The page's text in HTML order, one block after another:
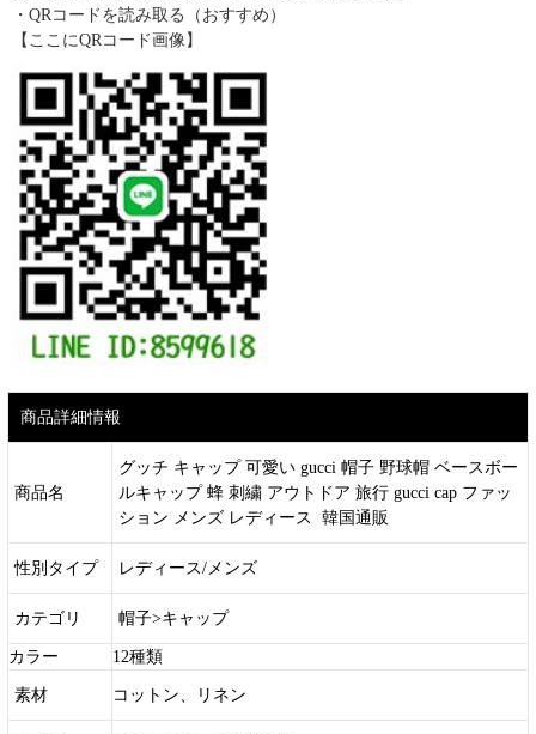
・QRコードを読み取る（おすすめ）
【ここにQRコード画像】
商品詳細情報
商品名
グッチ キャップ 可愛い gucci 帽子 野球帽 ベースボー
ルキャップ 蜂 刺繍 アウトドア 旅行 gucci cap ファッ
ション メンズ レディース 韓国通販
性別タイプ レディース/メンズ
カテゴリ 帽子>キャップ
カラー 12種類
素材 コットン、リネン